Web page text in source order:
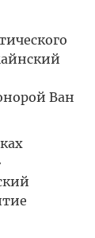
Ван